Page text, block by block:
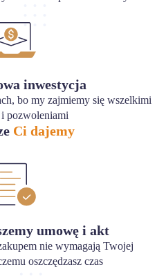
inwestycja
bo my zajmiemy się wszelkimi
pozwoleniami
Ci dajemy
umowę i akt
nie wymagają Twojej
oszczędzasz czas